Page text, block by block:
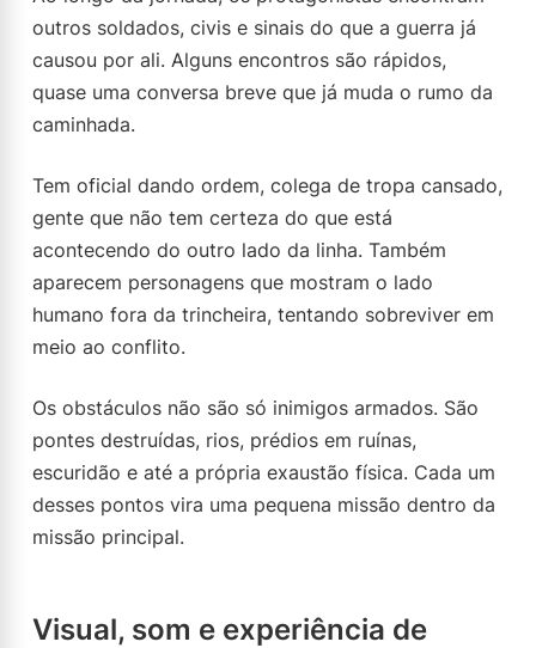
outros soldados, civis e sinais do que a guerra já
causou por ali. Alguns encontros são rápidos,
quase uma conversa breve que já muda o rumo da
caminhada.
Tem oficial dando ordem, colega de tropa cansado,
gente que não tem certeza do que está
acontecendo do outro lado da linha. Também
aparecem personagens que mostram o lado
humano fora da trincheira, tentando sobreviver em
meio ao conflito.
Os obstáculos não são só inimigos armados. São
pontes destruídas, rios, prédios em ruínas,
escuridão e até a própria exaustão física. Cada um
desses pontos vira uma pequena missão dentro da
missão principal.
Visual, som e experiência de